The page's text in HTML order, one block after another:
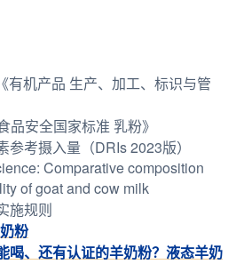
有机产品 生产、加工、标识与管
品安全国家标准 乳粉》
参考摄入量（DRIs 2023版）
Comparative composition
of goat and cow milk
施规则
粉
喝、还有认证的羊奶粉？液态羊奶